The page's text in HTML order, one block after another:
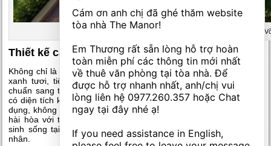
Không gian xanh tại Vinhomes Giảng
Thiết kế căn hộ hiện đại, sang trọng, đẳng cấp
Không chỉ là mặt bằng chung cư Vinhomes Galleryquy hoạch
xanh tươi, tiện ích đẳng cấp mà thiết kế căn hộ tại đây đúng
chuẩn sang trọng, thể hiện đẳng cấp của chủ nhân. Mỗi căn hộ
có diện tích khác nhau nhưng đều được bố trí tối ưu diện tích sử
dụng, không gian thông thoáng, ban công rộng mở, tầm nhìn xa,
hài hòa với thiên nhiên trong xanh bên ngoài. Vì thế, mỗi ngày
sinh sống tại đây là một ngày thư giãn, là tổ ấm đi về cho chủ
nhân.
Cám ơn anh chị đã ghé thăm website
tòa nhà The Manor!
Em Thương rất sẵn lòng hỗ trợ hoàn
toàn miễn phí các thông tin mới nhất
về thuê văn phòng tại tòa nhà. Để
được hỗ trợ nhanh nhất, anh/chị vui
lòng liên hệ 0977.260.357 hoặc Chat
ngay tại đây nhé ạ!
If you need assistance in English,